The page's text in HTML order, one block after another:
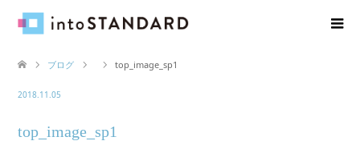
ブログ top_image_sp1
2018.11.05
top_image_sp1